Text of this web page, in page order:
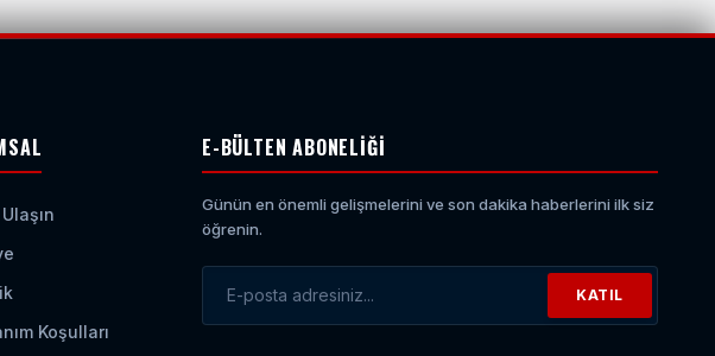
Koşulları
E-BÜLTEN ABONELIĞI
Günün en önemli gelişmelerini ve son dakika haberlerini ilk siz
öğrenin.
E-posta Adresiniz
KATIL